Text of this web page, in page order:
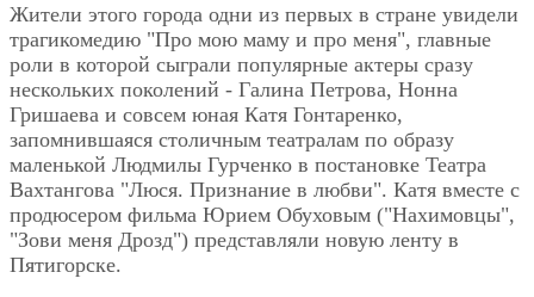
Жители этого города одни из первых в стране увидели
трагикомедию "Про мою маму и про меня", главные
роли в которой сыграли популярные актеры сразу
нескольких поколений - Галина Петрова, Нонна
Гришаева и совсем юная Катя Гонтаренко,
запомнившаяся столичным театралам по образу
маленькой Людмилы Гурченко в постановке Театра
Вахтангова "Люся. Признание в любви". Катя вместе с
продюсером фильма Юрием Обуховым ("Нахимовцы",
"Зови меня Дрозд") представляли новую ленту в
Пятигорске.